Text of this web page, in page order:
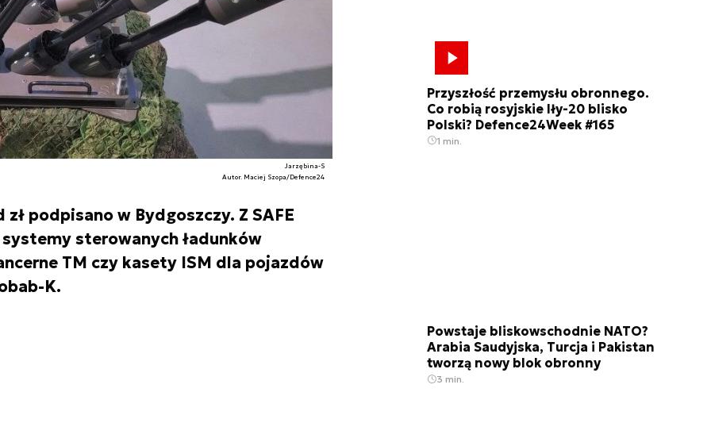
Jarzębina-S
Autor. Maciej Szopa/Defence24
podpisano w Bydgoszczy. Z SAFE
sterowanych ładunków
TM czy kasety ISM dla pojazdów
K.
Przyszłość przemysłu obronnego.
Co robią rosyjskie Iły-20 blisko
Polski? Defence24Week #165
1 min.
Powstaje bliskowschodnie NATO?
Arabia Saudyjska, Turcja i Pakistan
tworzą nowy blok obronny
3 min.